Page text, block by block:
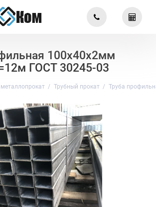
100х40х2мм
ГОСТ 30245-03
Трубный прокат Труба